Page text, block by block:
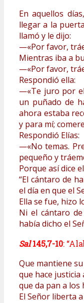
En aquellos
llegar a la
llamó y le dijo:
—«Por favor,
Mientras iba a
—«Por favor,
Respondió ella:
—«Te juro por
un puñado de
ahora estaba
y para mí;
Respondió Elías:
—«No temas.
pequeño y
Porque así dice
“El cántaro de
el día en que el
Ella se fue, hizo
Ni el cántaro
había dicho el
Sal145,7-10:
Que mantiene
que hace
que da pan a los
El Señor liberta